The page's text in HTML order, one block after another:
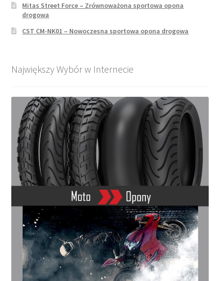
Mitas Street Force – Zrównoważona sportowa opona
drogowa
CST CM-NK01 – Nowoczesna sportowa opona drogowa
Największy Wybór w Internecie